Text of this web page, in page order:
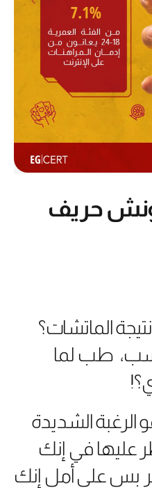
حريف
الماتشات؟
طب لما
الرغبة الشديدة
عليها في إنك
بس على أمل إنك